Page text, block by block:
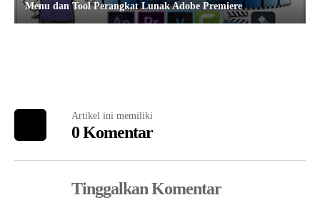
Menu dan Tool Perangkat Lunak Adobe Premiere
Artikel ini memiliki
0 Komentar
Tinggalkan Komentar